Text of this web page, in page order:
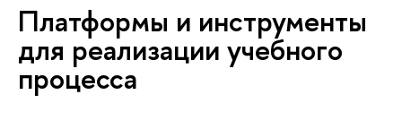
Платформы и инструменты
для реализации учебного
процесса